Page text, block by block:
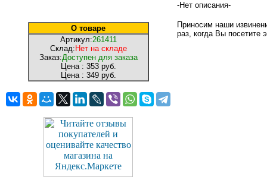
О товаре
Артикул:261411
Склад: Нет на складе
Заказ:Доступен для заказа
Цена : 353 руб.
Цена : 349 руб.
-Нет описания-
Приносим наши
раз, когда Вы посетите